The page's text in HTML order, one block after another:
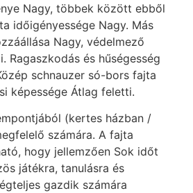
Nagy, többek között ebből
időigényessége Nagy. Más
Nagy, védelmező
Ragaszkodás és hűségesség
schnauzer só-bors fajta
képessége Átlag feletti.
(kertes házban /
számára. A fajta
hogy jellemzően Sok időt
játékra, tanulásra és
gazdik számára